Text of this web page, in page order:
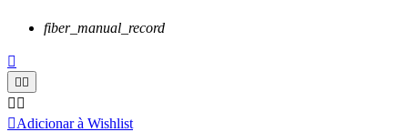
fiber_manual_record


 
Adicionar à Wishlist